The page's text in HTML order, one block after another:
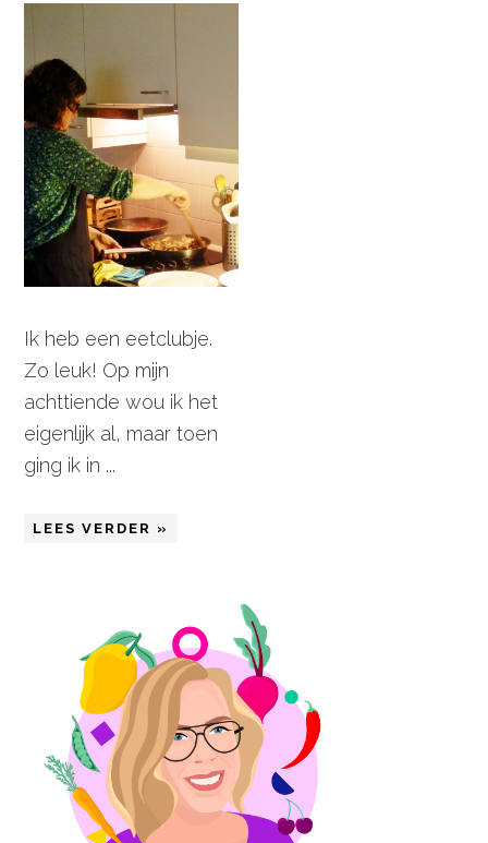
Ik heb een eetclubje.
Zo leuk! Op mijn
achttiende wou ik het
eigenlijk al, maar toen
ging ik in ...
LEES VERDER »